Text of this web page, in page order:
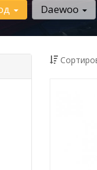
Daewoo